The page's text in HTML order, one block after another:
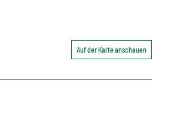
Auf der Karte anschauen